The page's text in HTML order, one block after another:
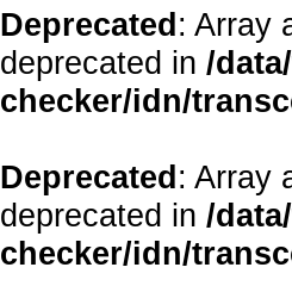
Deprecated: Array
deprecated in /
checker/idn/
Deprecated: Array
deprecated in /
checker/idn/